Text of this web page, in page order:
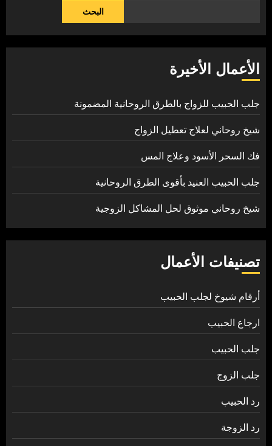
البحث
الأعمال الأخيرة
جلب الحبيب للزواج بالطرق الروحانية المضمونة
شيخ روحاني لعلاج تعطيل الزواج
فك السحر الأسود وعلاج المس
جلب الحبيب العنيد بأقوى الطرق الروحانية
شيخ روحاني موثوق لحل المشاكل الزوجية
تصنيفات الأعمال
أرقام شيوخ لجلب الحبيب
ارجاع الحبيب
جلب الحبيب
جلب الزوج
رد الحبيب
رد الزوجة